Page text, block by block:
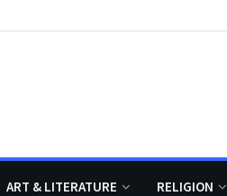
ART & LITERATURE RELIGION